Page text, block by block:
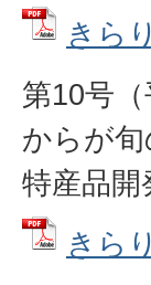
きら
第10号
からが
特産品
きら